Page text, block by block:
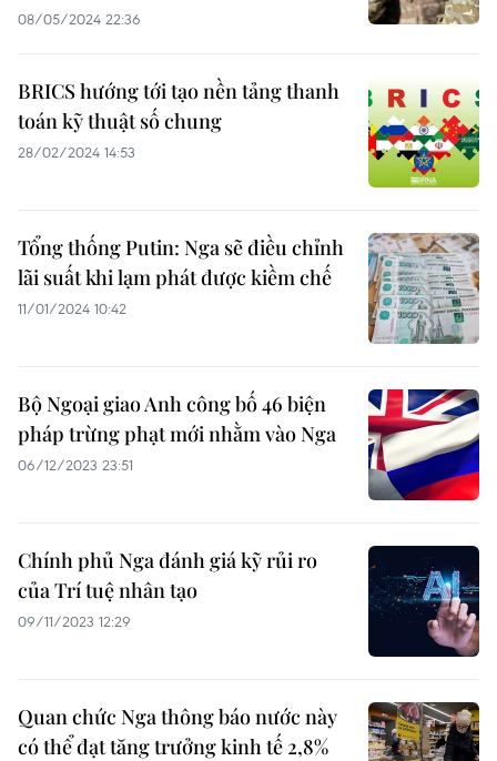
08/05/2024 22:36
BRICS hướng tới tạo nền tảng thanh
toán kỹ thuật số chung
28/02/2024 14:53
Tổng thống Putin: Nga sẽ điều chỉnh
lãi suất khi lạm phát được kiềm chế
11/01/2024 10:42
Bộ Ngoại giao Anh công bố 46 biện
pháp trừng phạt mới nhằm vào Nga
06/12/2023 23:51
Chính phủ Nga đánh giá kỹ rủi ro
của Trí tuệ nhân tạo
09/11/2023 12:29
Quan chức Nga thông báo nước này
có thể đạt tăng trưởng kinh tế 2,8%